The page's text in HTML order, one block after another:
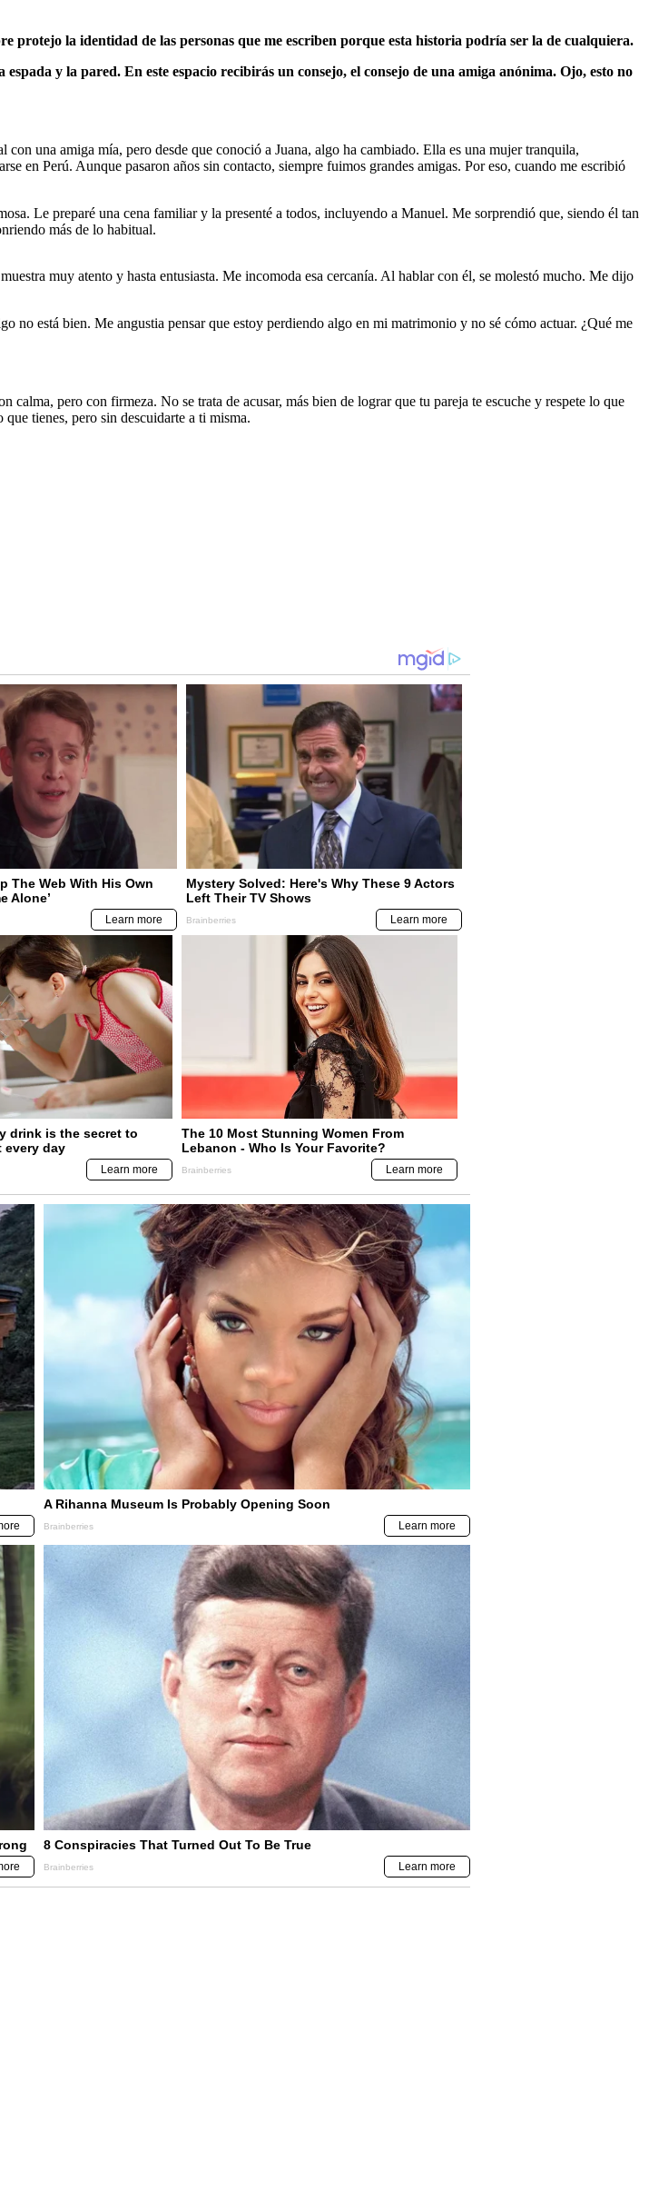
protejo la identidad de las personas que me escriben porque esta historia podría ser la de cualquiera.
y la pared. En este espacio recibirás un consejo, el consejo de una amiga anónima. Ojo, esto no
una amiga mía, pero desde que conoció a Juana, algo ha cambiado. Ella es una mujer tranquila,
en Perú. Aunque pasaron años sin contacto, siempre fuimos grandes amigas. Por eso, cuando me escribió
Le preparé una cena familiar y la presenté a todos, incluyendo a Manuel. Me sorprendió que, siendo él tan
más de lo habitual.
muy atento y hasta entusiasta. Me incomoda esa cercanía. Al hablar con él, se molestó mucho. Me dijo
no está bien. Me angustia pensar que estoy perdiendo algo en mi matrimonio y no sé cómo actuar. ¿Qué me
pero con firmeza. No se trata de acusar, más bien de lograr que tu pareja te escuche y respete lo que
tienes, pero sin descuidarte a ti misma.